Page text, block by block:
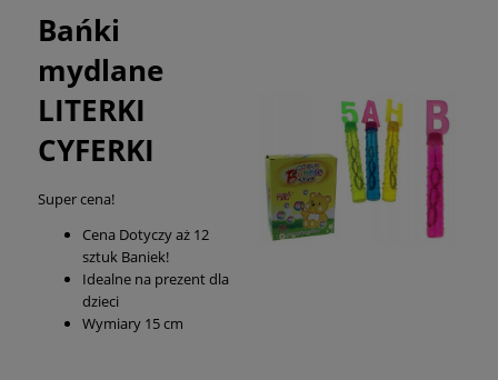
Bańki
mydlane
LITERKI
CYFERKI
Super cena!
Cena Dotyczy aż 12
sztuk Baniek!
Idealne na prezent dla
dzieci
Wymiary 15 cm